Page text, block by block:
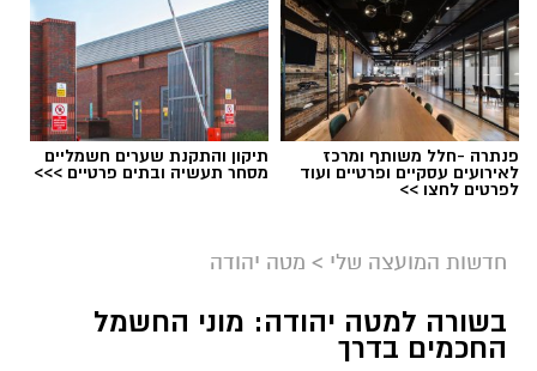
פנתרה -חלל משותף ומרכז
לאירועים עסקיים ופרטיים ועוד
לפרטים לחצו >>
תיקון והתקנת שערים חשמליים
מסחר תעשיה ובתים פרטיים >>>
חדשות המועצה שלי > מטה יהודה
בשורה למטה יהודה: מוני החשמל
החכמים בדרך